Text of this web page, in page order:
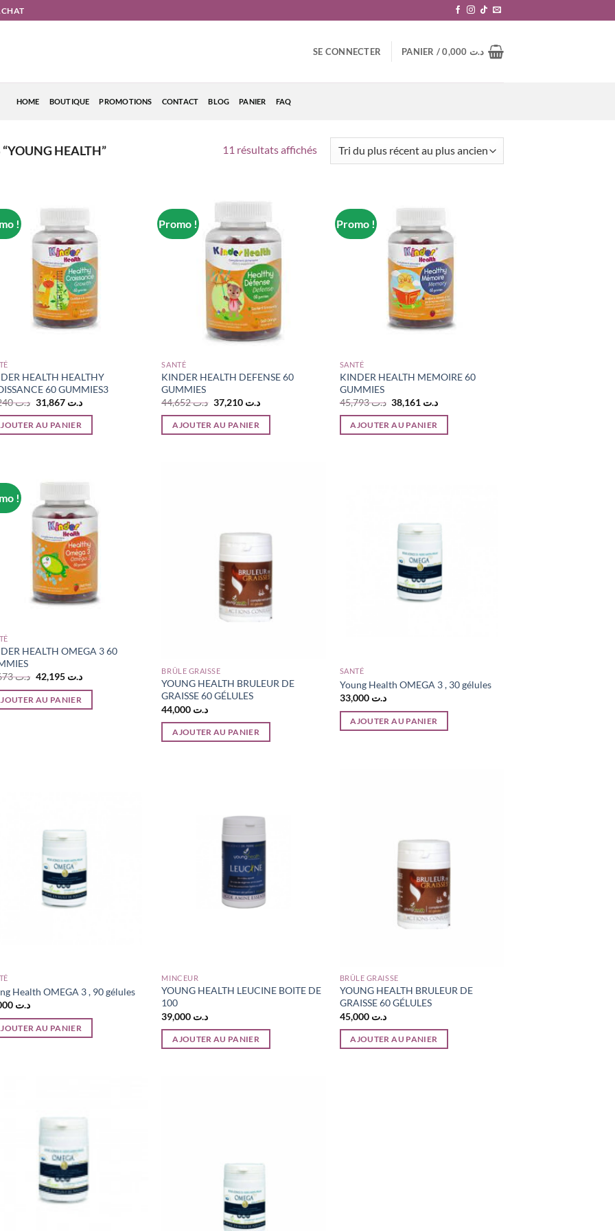
SE CONNECTER PANIER / د.ت
HOME BOUTIQUE PROMOTIONS CONTACT BLOG PANIER FAQ
HEALTH” 11 résultats affichésTrié
plus
!
HEALTH HEALTHY
60 GUMMIES3
د.ت38,240
Le
prix
initial
était :
د.ت 31,867
Le
est :
AU PANIER
Promo !
SANTÉ
KINDER HEALTH DEFENSE 60
GUMMIES
د.ت44,652
Le
prix
initial
était :
د.ت 37,210
Le
est :
AJOUTER AU PANIER
Promo !
SANTÉ
KINDER HEALTH MEMOIRE 60
GUMMIES
د.ت45,793
Le
prix
initial
était :
د.ت 38,161
Le
est :
AJOUTER AU PANIER
!
HEALTH OMEGA 3 60
د.ت50,673
Le
prix
initial
était :
د.ت 42,195
Le
actuel
est :
AU PANIER
BRÛLE GRAISSE
YOUNG HEALTH BRULEUR DE
GRAISSE 60 GÉLULES
د.ت
AJOUTER AU PANIER
SANTÉ
Young Health OMEGA 3 , 30 gélules
د.ت 33,000
AJOUTER AU PANIER
Health OMEGA 3 , 90 gélules
د.ت
AU PANIER
MINCEUR
YOUNG HEALTH LEUCINE BOITE DE
100
د.ت
AJOUTER AU PANIER
BRÛLE GRAISSE
YOUNG HEALTH BRULEUR DE
GRAISSE 60 GÉLULES
د.ت 45,000
AJOUTER AU PANIER